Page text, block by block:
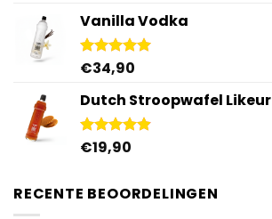
Vanilla Vodka
Gewaardeerd
€34,90
Dutch Stroopwafel Likeur
Gewaardeerd
€19,90
RECENTE BEOORDELINGEN